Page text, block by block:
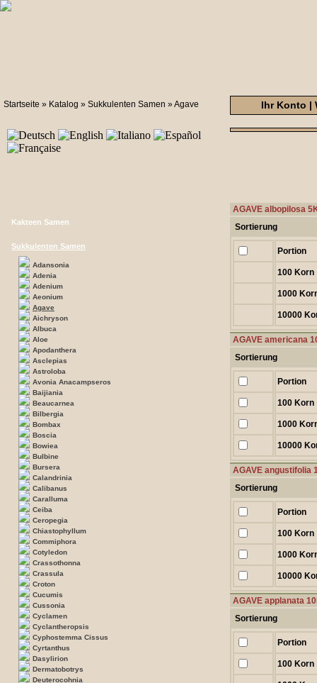
Startseite » Katalog » Sukkulenten Samen »Agave Ihr Konto |
Kakteen Samen
Sukkulenten Samen
Adansonia
Adenia
Adenium
Aeonium
Agave
Aichryson
Albuca
Aloe
Apodanthera
Asclepias
Astroloba
Avonia Anacampseros
Baijiania
Beaucarnea
Bilbergia
Bombax
Boscia
Bowiea
Bulbine
Bursera
Calandrinia
Calibanus
Caralluma
Ceiba
Ceropegia
Chiastophyllum
Commiphora
Cotyledon
Crassothonna
Crassula
Croton
Cucumis
Cussonia
Cyclamen
Cyclantheropsis
Cyphostemma Cissus
Cyrtanthus
Dasylirion
Dermatobotrys
Deuterocohnia
AGAVE albopilosa
Sortierung
Portion
100 Korn
1000
10000
AGAVE americana
Sortierung
Portion
100 Korn
1000
10000
AGAVE angustifolia
Sortierung
Portion
100 Korn
1000
10000
AGAVE applanata
Sortierung
Portion
100 Korn